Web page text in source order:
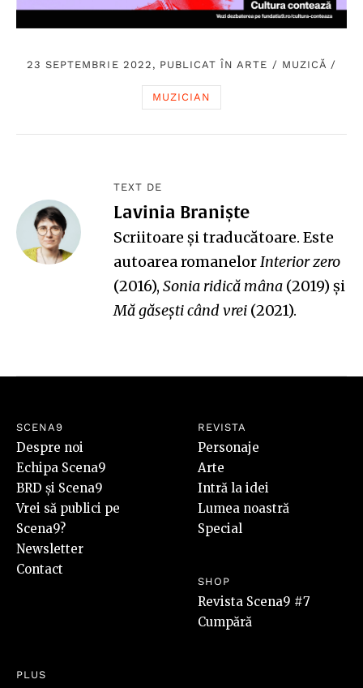
23 SEPTEMBRIE 2022, PUBLICAT ÎNARTE / MUZICĂ /
MUZICIAN
TEXT DE
Lavinia Braniște
Scriitoare și traducătoare. Este
autoarea romanelorInterior zero
(2016), Sonia ridică mâna (2019) și
Mă găsești când vrei (2021).
SCENA9
Despre noi
Echipa Scena9
BRD și Scena9
Vrei să publici pe
Scena9?
Newsletter
Contact
REVISTA
Personaje
Arte
Intră la idei
Lumea noastră
Special
SHOP
Revista Scena9 #7
Cumpără
PLUS